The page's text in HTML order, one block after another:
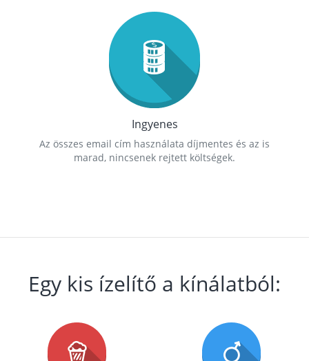
Ingyenes
Az összes email cím használata díjmentes és az is
marad, nincsenek rejtett költségek.
Egy kis ízelítő a kínálatból: